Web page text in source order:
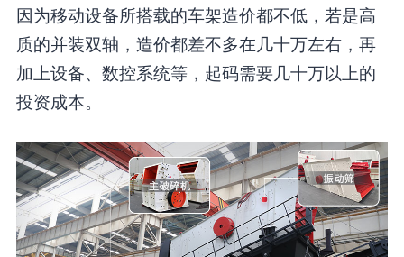
因为移动设备所搭载的车架造价都不低，若是高
质的并装双轴，造价都差不多在几十万左右，再
加上设备、数控系统等，起码需要几十万以上的
投资成本。